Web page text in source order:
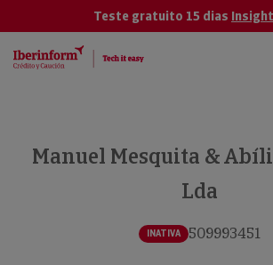
Teste gratuito 15 dias
Manuel Mesquita &
Lda
INATIVA 509993451